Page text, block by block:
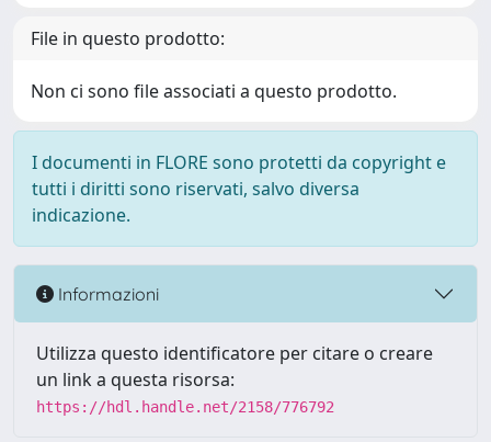
File in questo prodotto:
Non ci sono file associati a questo prodotto.
I documenti in FLORE sono protetti da copyright e
tutti i diritti sono riservati, salvo diversa
indicazione.
Informazioni
Utilizza questo identificatore per citare o creare
un link a questa risorsa:
https://hdl.handle.net/2158/776792